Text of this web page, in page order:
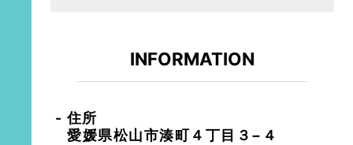
INFORMATION
住所
愛媛県松山市湊町４丁目３−４